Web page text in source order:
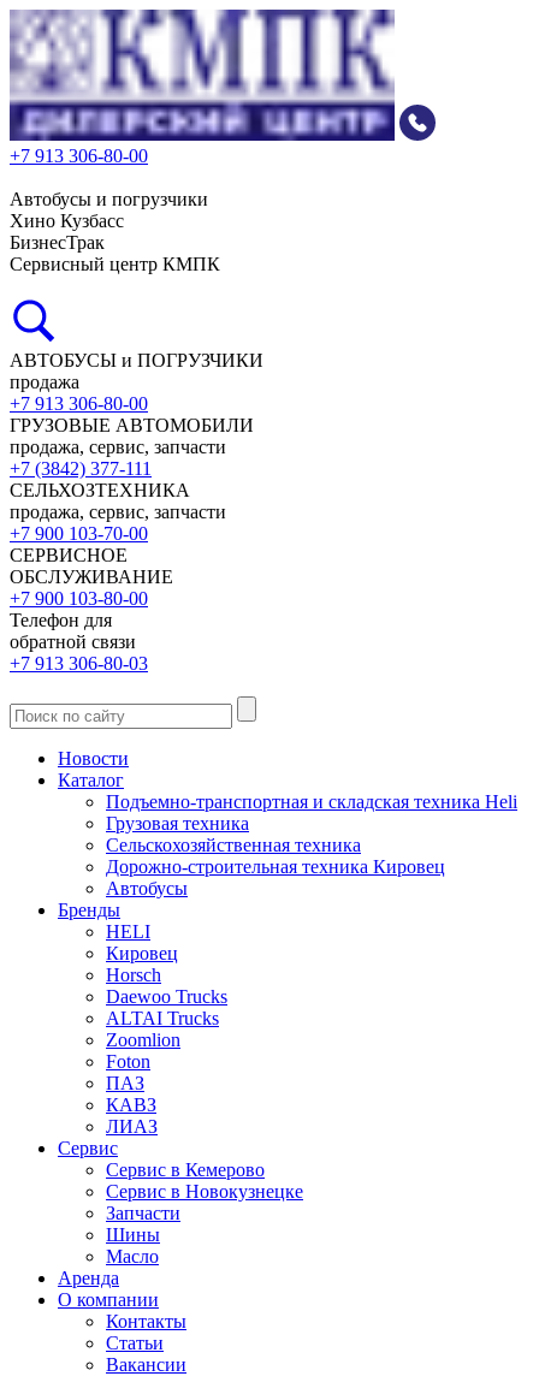
+7 913 306-80-00
Автобусы и погрузчики
Хино Кузбасс
БизнесТрак
Сервисный центр КМПК
АВТОБУСЫ и ПОГРУЗЧИКИ
продажа
+7 913 306-80-00
ГРУЗОВЫЕ АВТОМОБИЛИ
продажа, сервис, запчасти
+7 (3842) 377-111
СЕЛЬХОЗТЕХНИКА
продажа, сервис, запчасти
+7 900 103-70-00
СЕРВИСНОЕ
ОБСЛУЖИВАНИЕ
+7 900 103-80-00
Телефон для
обратной связи
+7 913 306-80-03
Новости
Каталог
Подъемно-транспортная и складская техника Heli
Грузовая техника
Сельскохозяйственная техника
Дорожно-строительная техника Кировец
Автобусы
Бренды
HELI
Кировец
Horsch
Daewoo Trucks
ALTAI Trucks
Zoomlion
Foton
ПАЗ
КАВЗ
ЛИАЗ
Сервис
Сервис в Кемерово
Сервис в Новокузнецке
Запчасти
Шины
Масло
Аренда
О компании
Контакты
Статьи
Вакансии